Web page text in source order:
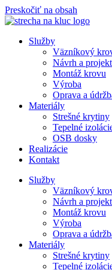
Preskočiť na obsah
Služby
Väzníkový
Návrh a
Montáž krovu
Výroba
Oprava a
Materiály
Strešné krytiny
Tepelné
OSB dosky
Realizácie
Kontakt
Služby
Väzníkový
Návrh a
Montáž krovu
Výroba
Oprava a
Materiály
Strešné krytiny
Tepelné